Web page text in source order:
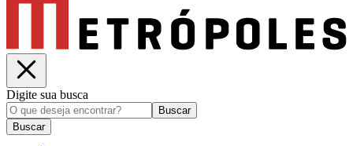
Digite sua busca
Buscar
Buscar